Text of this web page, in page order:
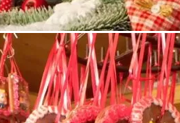
през 1993 година, с предмет
геодезически дейности в